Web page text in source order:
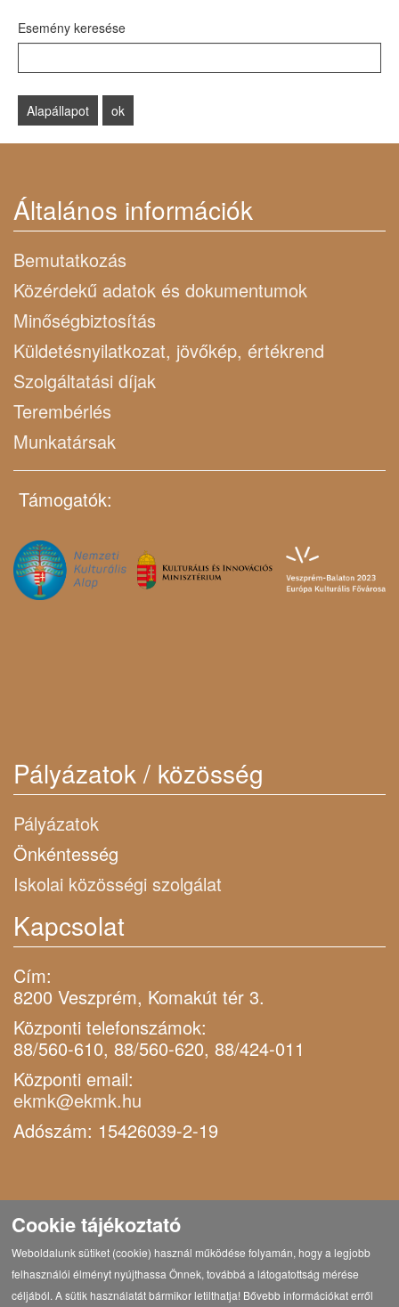
Esemény keresése
Általános információk
Bemutatkozás
Közérdekű adatok és dokumentumok
Minőségbiztosítás
Küldetésnyilatkozat, jövőkép, értékrend
Szolgáltatási díjak
Terembérlés
Munkatársak
Támogatók:
Pályázatok / közösség
Pályázatok
Önkéntesség
Iskolai közösségi szolgálat
Kapcsolat
Cím:
8200 Veszprém, Komakút tér 3.
Központi telefonszámok:
88/560-610, 88/560-620, 88/424-011
Központi email:
ekmk@ekmk.hu
Adószám: 15426039-2-19
Cookie tájékoztató
Weboldalunk sütiket (cookie) használ működése folyamán, hogy a legjobb
felhasználói élményt nyújthassa Önnek, továbbá a látogatottság mérése
céljából. A sütik használatát bármikor letilthatja! Bővebb információkat erről